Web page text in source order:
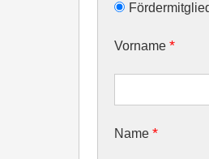
Vorname *
Name *